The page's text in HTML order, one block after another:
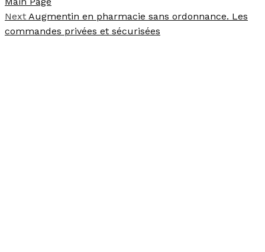
Next Augmentin en pharmacie sans ordonnance. Les
commandes privées et sécurisées